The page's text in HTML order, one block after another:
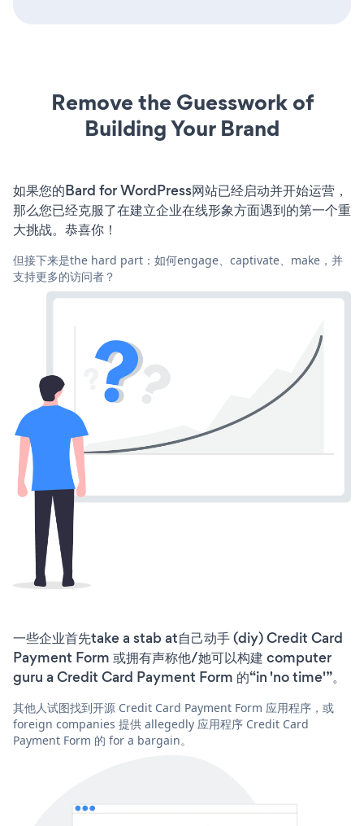
Remove the Guesswork of
Building Your Brand
如果您的Bard for WordPress网站已经启动并开始运营，
那么您已经克服了在建立企业在线形象方面遇到的第一个重
大挑战。恭喜你！
但接下来是the hard part：如何engage、captivate、make，并
支持更多的访问者？
一些企业首先take a stab at自己动手 (diy) Credit Card
Payment Form 或拥有声称他/她可以构建 computer
guru a Credit Card Payment Form 的“in 'no time'”。
其他人试图找到开源 Credit Card Payment Form 应用程序，或
foreign companies 提供 allegedly 应用程序 Credit Card
Payment Form 的 for a bargain。